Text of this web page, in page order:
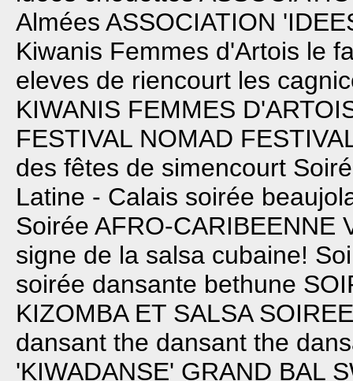
Almées ASSOCIATION
Kiwanis Femmes d'Artois le
eleves de riencourt les
KIWANIS FEMMES
FESTIVAL NOMAD
des fêtes de simencourt
Latine - Calais soirée
Soirée AFRO-CARIBEENNE
signe de la salsa cubaine!
soirée dansante bethune
KIZOMBA ET SALSA
dansant the dansant the
'KIWADANSE' GRAND BAL